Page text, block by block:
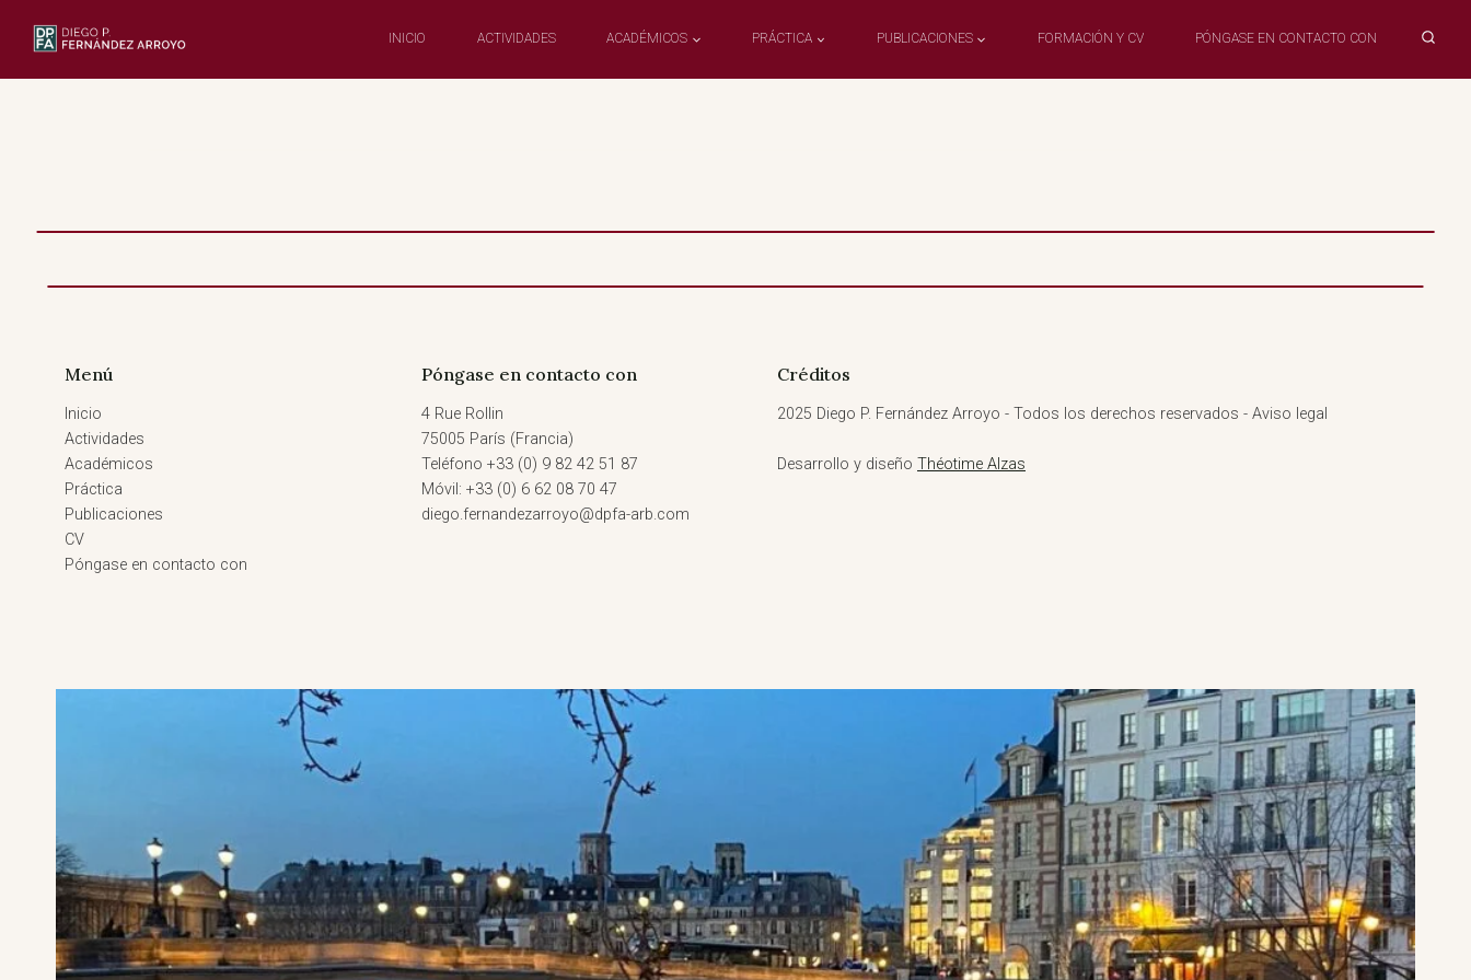
INICIO ACTIVIDADES ACADÉMICOS PRÁCTICA PUBLICACIONES FORMACIÓN Y CV PÓNGASE EN CONTACTO CON
Menú
Inicio
Actividades
Académicos
Práctica
Publicaciones
CV
Póngase en contacto con
Póngase en contacto con
4 Rue Rollin
75005 París (Francia)
Teléfono +33 (0) 9 82 42 51 87
Móvil: +33 (0) 6 62 08 70 47
diego.fernandezarroyo@dpfa-arb.com
Créditos
2025 Diego P. Fernández Arroyo - Todos los derechos reservados - Aviso legal
Desarrollo y diseño Théotime Alzas